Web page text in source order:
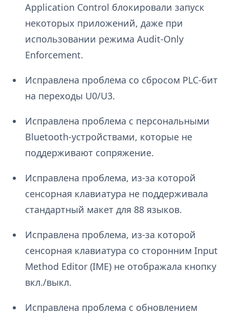
Application Control блокировали запуск
некоторых приложений, даже при
использовании режима Audit-Only
Enforcement.
Исправлена проблема со сбросом PLC-бит
на переходы U0/U3.
Исправлена проблема с персональными
Bluetooth-устройствами, которые не
поддерживают сопряжение.
Исправлена проблема, из-за которой
сенсорная клавиатура не поддерживала
стандартный макет для 88 языков.
Исправлена проблема, из-за которой
сенсорная клавиатура со сторонним Input
Method Editor (IME) не отображала кнопку
вкл./выкл.
Исправлена проблема с обновлением